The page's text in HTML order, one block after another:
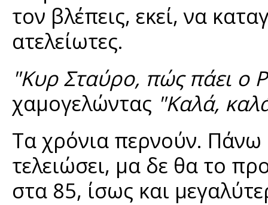
τον βλέπεις, εκεί, να
ατελείωτες.
"Κυρ Σταύρο, πώς πάει ο
χαμογελώντας "Καλά,
Τα χρόνια περνούν. Πάνω
τελειώσει, μα δε θα το
στα 85, ίσως και